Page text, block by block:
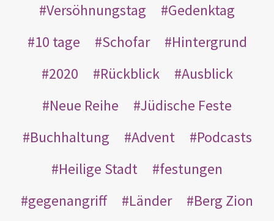
Versöhnungstag
Gedenktag
10 tage
Schofar
Hintergrund
2020
Rückblick
Ausblick
Neue Reihe
Jüdische Feste
Buchhaltung
Advent
Podcasts
Heilige Stadt
festungen
gegenangriff
Länder
Berg Zion